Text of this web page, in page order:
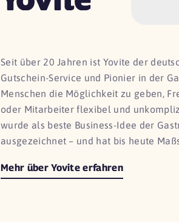
Seit über 20 Jahren ist Yovite der
Gutschein-Service und Pionier in der
Menschen die Möglichkeit zu geben,
oder Mitarbeiter flexibel und
wurde als beste Business-Idee der
ausgezeichnet – und hat bis heute
Mehr über Yovite erfahren